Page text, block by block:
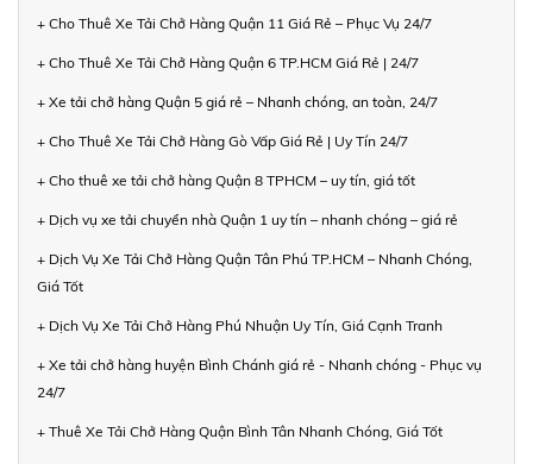
+ Cho Thuê Xe Tải Chở Hàng Quận 11 Giá Rẻ – Phục Vụ 24/7
+ Cho Thuê Xe Tải Chở Hàng Quận 6 TP.HCM Giá Rẻ | 24/7
+ Xe tải chở hàng Quận 5 giá rẻ – Nhanh chóng, an toàn, 24/7
+ Cho Thuê Xe Tải Chở Hàng Gò Vấp Giá Rẻ | Uy Tín 24/7
+ Cho thuê xe tải chở hàng Quận 8 TPHCM – uy tín, giá tốt
+ Dịch vụ xe tải chuyển nhà Quận 1 uy tín – nhanh chóng – giá rẻ
+ Dịch Vụ Xe Tải Chở Hàng Quận Tân Phú TP.HCM – Nhanh Chóng,
Giá Tốt
+ Dịch Vụ Xe Tải Chở Hàng Phú Nhuận Uy Tín, Giá Cạnh Tranh
+ Xe tải chở hàng huyện Bình Chánh giá rẻ - Nhanh chóng - Phục vụ
24/7
+ Thuê Xe Tải Chở Hàng Quận Bình Tân Nhanh Chóng, Giá Tốt